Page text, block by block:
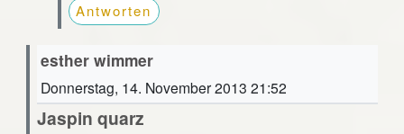
Antworten
esther wimmer
Donnerstag, 14. November 2013 21:52
Jaspin quarz